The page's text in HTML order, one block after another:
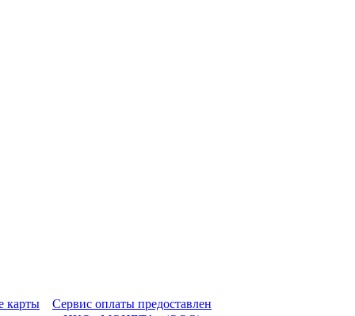
Сервис оплаты предоставлен